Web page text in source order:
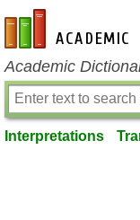
en-academic.com
Academic
Interpretations